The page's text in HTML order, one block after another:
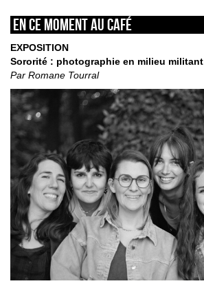
En ce moment au café
EXPOSITION
Sororité : photographie en milieu militant
Par Romane Tourral